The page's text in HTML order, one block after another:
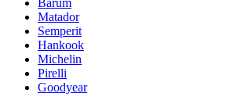
Matador
Semperit
Hankook
Michelin
Pirelli
Goodyear